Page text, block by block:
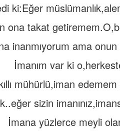
ki:Eğer
ona takat
inanmıyorum ama onun
İmanım var ki
mühürlü,iman
sizin
İmana yüzlerce meyli